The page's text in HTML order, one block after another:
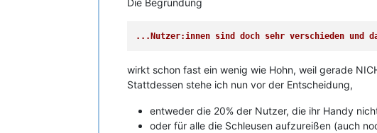
...Nutzer:innen sind doch sehr verschieden und
wirkt schon fast ein wenig wie Hohn, weil gerade
Stattdessen stehe ich nun vor der Entscheidung,
entweder die 20% der Nutzer, die ihr Handy
oder für alle die Schleusen aufzureißen (auch